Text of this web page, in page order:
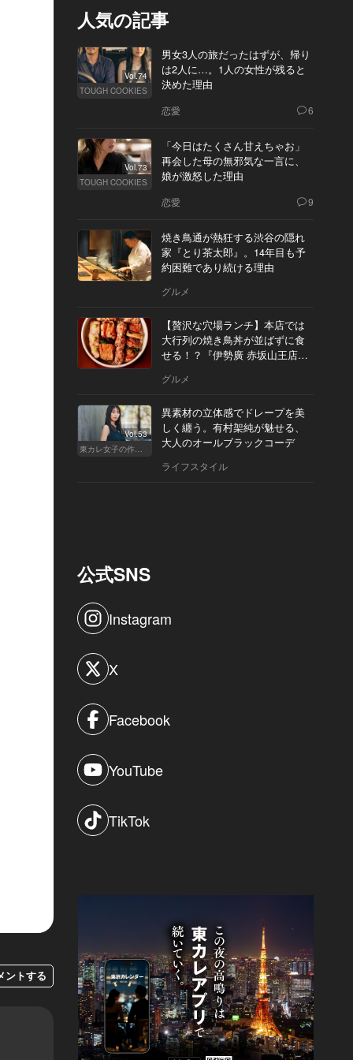
ントする
人気の記事
Vol.74
TOUGH COOKIES
男女3人の旅だったはずが、帰り
は2人に…。1人の女性が残ると
決めた理由
恋愛 6
Vol.73
TOUGH COOKIES
「今日はたくさん甘えちゃお」
再会した母の無邪気な一言に、
娘が激怒した理由
恋愛 9
焼き鳥通が熱狂する渋谷の隠れ
家『とり茶太郎』。14年目も予
約困難であり続ける理由
グルメ
【贅沢な穴場ランチ】本店では
大行列の焼き鳥丼が並ばずに食
せる！？『伊勢廣 赤坂山王店』
グルメ
Vol.53
東カレ女子の作り方
異素材の立体感でドレープを美
しく纏う。有村架純が魅せる、
大人のオールブラックコーデ
ライフスタイル
公式SNS
Instagram
X
Facebook
YouTube
TikTok